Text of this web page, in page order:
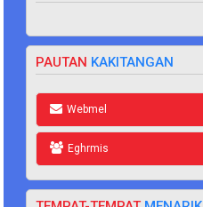
PAUTAN KAKITANGAN
Webmel
Eghrmis